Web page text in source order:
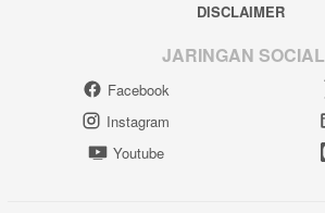
DISCLAIMER
JARINGAN SOCIAL
Facebook
Instagram
Youtube